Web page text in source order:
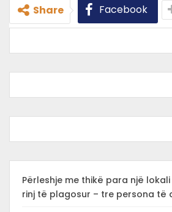
Share Facebook
Përleshje me thikë para një
rinj të plagosur – tre persona të